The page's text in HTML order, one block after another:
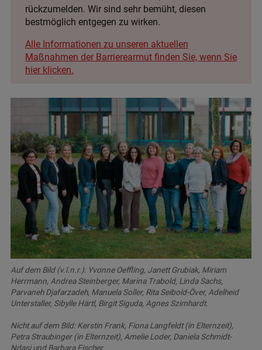
rückzumelden. Wir sind sehr bemüht, diesen
bestmöglich entgegen zu wirken.
Alle Informationen zu unseren aktuellen
Maßnahmen der Barrierearmut finden Sie, wenn Sie
hier klicken.
Auf dem Bild (v.l.n.r.): Yvonne Oeffling, Janett Grubiak, Miriam
Herrmann, Andrea Steinberger, Marina Trabold, Linda Sachs,
Parvaneh Djafarzadeh, Manuela Soller, Rita Seibold-Över, Adelheid
Unterstaller, Sibylle Härtl, Birgit Siguda, Agnes Szimhardt.
Nicht auf dem Bild: Kerstin Frank, Fiona Langfeldt (in Elternzeit),
Petra Straubinger (in Elternzeit), Amelie Loder, Daniela Schmidt-
Ndasi und Barbara Fischer.